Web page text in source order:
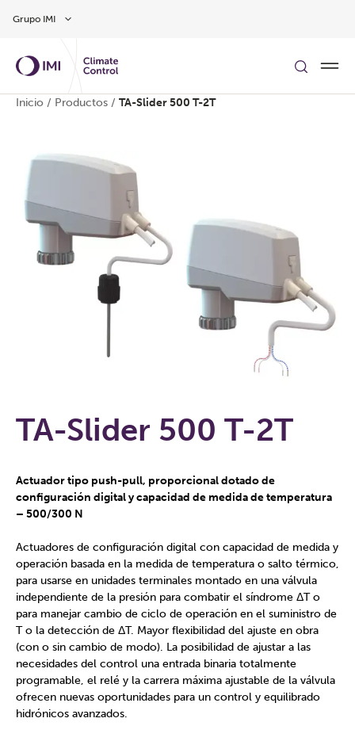
Grupo IMI
Inicio / Productos / TA-Slider 500 T-2T
TA-Slider 500 T-2T
Actuador tipo push-pull, proporcional dotado de
configuración digital y capacidad de medida de temperatura
– 500/300 N
Actuadores de configuración digital con capacidad de medida y
operación basada en la medida de temperatura o salto térmico,
para usarse en unidades terminales montado en una válvula
independiente de la presión para combatir el síndrome ΔT o
para manejar cambio de ciclo de operación en el suministro de
T o la detección de ΔT. Mayor flexibilidad del ajuste en obra
(con o sin cambio de modo). La posibilidad de ajustar a las
necesidades del control una entrada binaria totalmente
programable, el relé y la carrera máxima ajustable de la válvula
ofrecen nuevas oportunidades para un control y equilibrado
hidrónicos avanzados.